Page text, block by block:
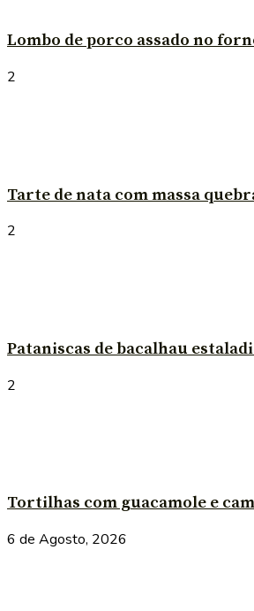
Lombo de porco assado no
2
Tarte de nata com massa
2
Pataniscas de bacalhau
2
Tortilhas com guacamole e
6 de Agosto, 2026